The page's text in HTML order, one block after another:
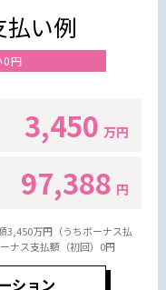
払い例
0円
3,450 万円
97,388 円
3,450万円（うちボーナス払
ナス支払額（初回）0円
ション